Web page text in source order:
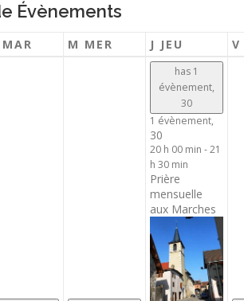
Évènements
MAR M MER J JEU
has 1
évènement,
30
1 évènement,
30
20 h 00 min -21
h 30 min
Prière
mensuelle
aux Marches